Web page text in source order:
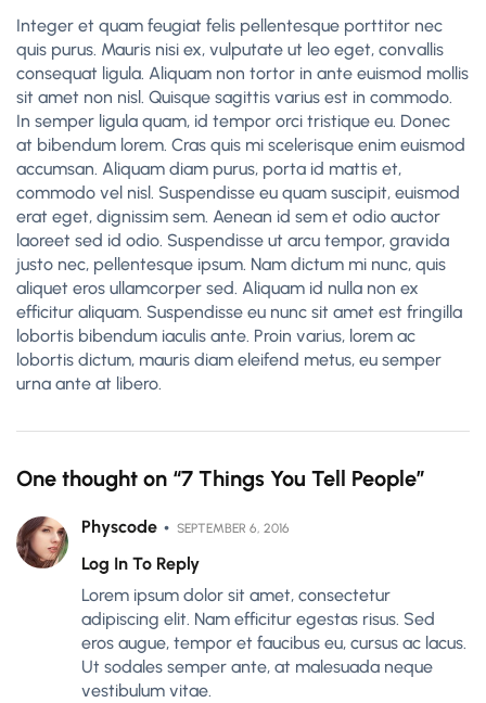
Integer et quam feugiat felis pellentesque porttitor nec
quis purus. Mauris nisi ex, vulputate ut leo eget, convallis
consequat ligula. Aliquam non tortor in ante euismod mollis
sit amet non nisl. Quisque sagittis varius est in commodo.
In semper ligula quam, id tempor orci tristique eu. Donec
at bibendum lorem. Cras quis mi scelerisque enim euismod
accumsan. Aliquam diam purus, porta id mattis et,
commodo vel nisl. Suspendisse eu quam suscipit, euismod
erat eget, dignissim sem. Aenean id sem et odio auctor
laoreet sed id odio. Suspendisse ut arcu tempor, gravida
justo nec, pellentesque ipsum. Nam dictum mi nunc, quis
aliquet eros ullamcorper sed. Aliquam id nulla non ex
efficitur aliquam. Suspendisse eu nunc sit amet est fringilla
lobortis bibendum iaculis ante. Proin varius, lorem ac
lobortis dictum, mauris diam eleifend metus, eu semper
urna ante at libero.
One thought on “7 Things You Tell People”
Physcode SEPTEMBER 6, 2016
Log In To Reply
Lorem ipsum dolor sit amet, consectetur
adipiscing elit. Nam efficitur egestas risus. Sed
eros augue, tempor et faucibus eu, cursus ac lacus.
Ut sodales semper ante, at malesuada neque
vestibulum vitae.